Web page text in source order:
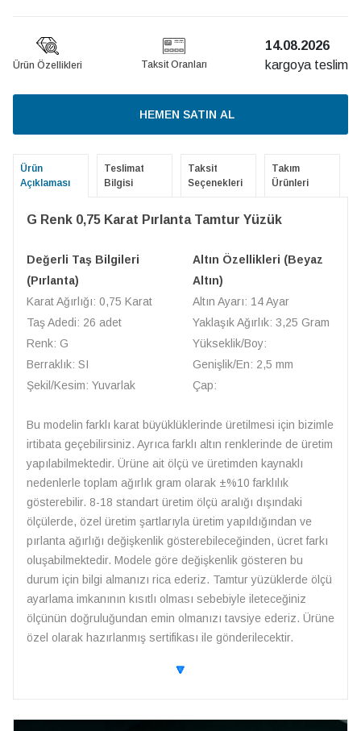
Ürün Özellikleri Taksit Oranları
14.08.2026
kargoya teslim
HEMEN SATIN AL
Ürün
Açıklaması
Teslimat
Bilgisi
Taksit
Seçenekleri
Takım
Ürünleri
G Renk 0,75 Karat Pırlanta Tamtur Yüzük
Değerli Taş Bilgileri
(Pırlanta)
Karat Ağırlığı: 0,75 Karat
Taş Adedi: 26 adet
Renk: G
Berraklık: SI
Şekil/Kesim: Yuvarlak
Altın Özellikleri (Beyaz
Altın)
Altın Ayarı: 14 Ayar
Yaklaşık Ağırlık: 3,25 Gram
Yükseklik/Boy:
Genişlik/En: 2,5 mm
Çap:
Bu modelin farklı karat büyüklüklerinde üretilmesi için bizimle
irtibata geçebilirsiniz. Ayrıca farklı altın renklerinde de üretim
yapılabilmektedir. Ürüne ait ölçü ve üretimden kaynaklı
nedenlerle toplam ağırlık gram olarak ±%10 farklılık
gösterebilir. 8-18 standart üretim ölçü aralığı dışındaki
ölçülerde, özel üretim şartlarıyla üretim yapıldığından ve
pırlanta ağırlığı değişkenlik gösterebileceğinden, ücret farkı
oluşabilmektedir. Modele göre değişkenlik gösteren bu
durum için bilgi almanızı rica ederiz. Tamtur yüzüklerde ölçü
ayarlama imkanının kısıtlı olması sebebiyle ileteceğiniz
ölçünün doğruluğundan emin olmanızı tavsiye ederiz. Ürüne
özel olarak hazırlanmış sertifikası ile gönderilecektir.
🔽